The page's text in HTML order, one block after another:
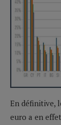
En définitive,
euro a en